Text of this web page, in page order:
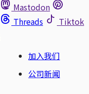
Mastodon
Threads
Tiktok
加入我们
公司新闻